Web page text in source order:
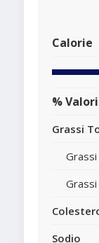
Calorie
%
Grassi
Sodio